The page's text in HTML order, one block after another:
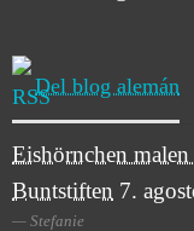
Del blog alemán
Eishörnchen
Buntstiften 7.
Stefanie